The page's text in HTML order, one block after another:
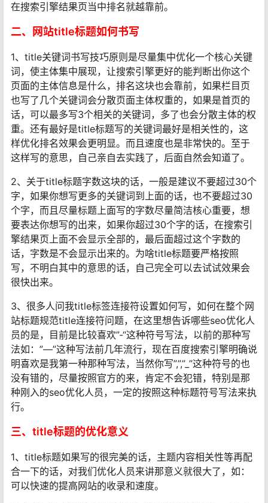
在搜索引擎结果页当中排名就越靠前。
二、网站title标题如何书写
1、title关键词书写技巧原则是尽量集中优化一个核心关键
词，使主体集中展现，让搜索引擎更好的能判断出你这个
页面的主体信息是什么，排名这块也会靠前，如果栏目页
也写了几个关键词会分散页面主体权重的，如果是首页的
话，可以最多写3个相关的关键词，多了也会分散主体的权
重。还有最好是title标题写的关键词最好是相关性的，这
样优化排名效果会更明显。而且速度也是非常快的。至于
这样写的意思，自己亲自去实践了，后面自然会知道了。
2、关于title标题字数这块的话，一般是建议不要超过30个
字，如果你想写更多的关键词到上面的话，也不要超过30
个字，而且尽量标题上面写的字数尽量简洁核心重要，想
要表达你想写的出来，如果你超过30个字的话，在搜索引
擎结果页上面不会显示全部的，最后面超过这个字数的
话，字数是不会显示出来的。为啥title标题要严格按照
写，不明白其中的意思的话，自己完全可以去试试效果会
很快出来。
3、很多人问我title标签连接符设置如何写，如何在整个网
站标题规范title连接符问题，在这里想告诉哪些seo优化人
员的是，目前是比较喜欢”-“这种符号写法，以前的那种写
法如：”—”这种写法前几年流行，现在百度搜索引擎明确说
明喜欢是我第一种那种写法，当然你写”,”,”_”这种符号的也
没有错的，尽量按照官方的来，肯定不会犯错，特别是那
种刚入的seo优化人员，一定的按照这种标题符号写法来执
行。
三、title标题的优化意义
1、title标题如果写的很完美的话，主题内容相关性等再配
合一下的话，对我们优化人员来讲那意义就很大了，如：
可以快速的提高网站的收录和速度。